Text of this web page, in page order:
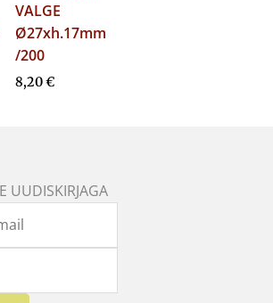
VALGE
Ø27xh.17mm
/200
8,20€
UUDISKIRJAGA